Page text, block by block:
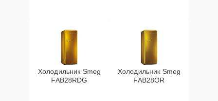
Холодильник Smeg
FAB28RDG
Холодильник Smeg
FAB28OR